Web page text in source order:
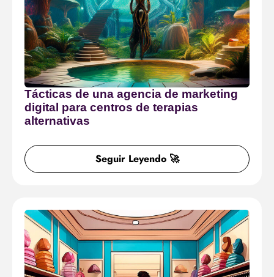
Tácticas de una agencia de marketing
digital para centros de terapias
alternativas
Seguir Leyendo 🚀